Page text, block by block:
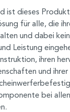
ist dieses
für alle, die
und dabei
Leistung
ihren
und
bei